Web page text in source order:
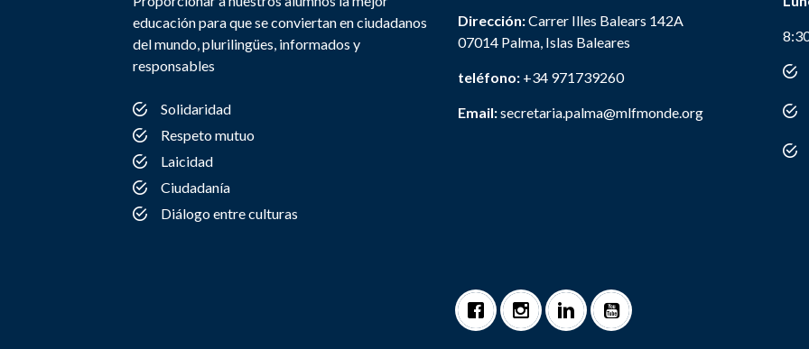
educación para que se conviertan en ciudadanos
del mundo, plurilingües, informados y
responsables
Solidaridad
Respeto mutuo
Laicidad
Ciudadanía
Diálogo entre culturas
Dirección:Carrer Illes Balears 142A
07014 Palma, Islas Baleares
teléfono: +34 971739260
Email:secretaria.palma@mlfmonde.org